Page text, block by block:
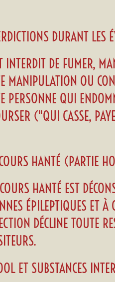
DURANT LES
INTERDIT DE FUMER,
MANIPULATION OU
PERSONNE QUI
("QUI CASSE,
HANTÉ (PARTIE
HANTÉ EST
ÉPILEPTIQUES ET À
DÉCLINE TOUTE
ET SUBSTANCES